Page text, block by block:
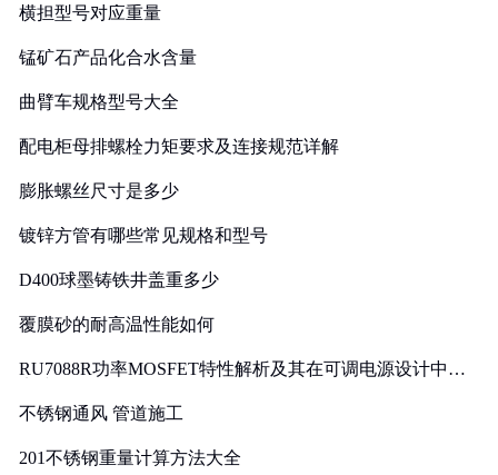
横担型号对应重量
锰矿石产品化合水含量
曲臂车规格型号大全
配电柜母排螺栓力矩要求及连接规范详解
膨胀螺丝尺寸是多少
镀锌方管有哪些常见规格和型号
D400球墨铸铁井盖重多少
覆膜砂的耐高温性能如何
RU7088R功率MOSFET特性解析及其在可调电源设计中的
不锈钢通风 管道施工
201不锈钢重量计算方法大全